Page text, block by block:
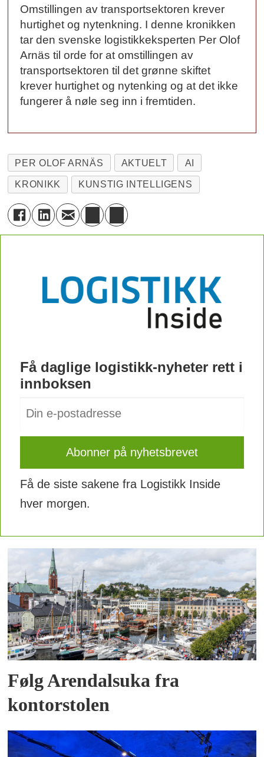
Omstillingen av transportsektoren krever
hurtighet og nytenkning. I denne kronikken
tar den svenske logistikkeksperten Per Olof
Arnäs til orde for at omstillingen av
transportsektoren til det grønne skiftet
krever hurtighet og nytenking og at det ikke
fungerer å nøle seg inn i fremtiden.
PER OLOF ARNÄS AKTUELT AI
KRONIKK KUNSTIG INTELLIGENS
Få daglige logistikk-nyheter rett i
innboksen
Få de siste sakene fra Logistikk Inside
hver morgen.
Følg Arendalsuka fra
kontorstolen